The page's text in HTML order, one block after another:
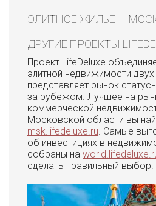
ЭЛИТНОЕ ЖИЛЬЕ —
ДРУГИЕ ПРОЕКТЫ
Проект LifeDeluxe
элитной недвижимости двух
представляет рынок
за рубежом. Лучшее на
коммерческой
Московской области вы
msk.lifedeluxe.ru . Самые
об инвестициях в
собраны на
сделать правильный выбор.